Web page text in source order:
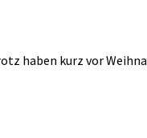
haben kurz vor